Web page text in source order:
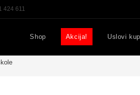
424 611
Shop Akcija! Uslovi